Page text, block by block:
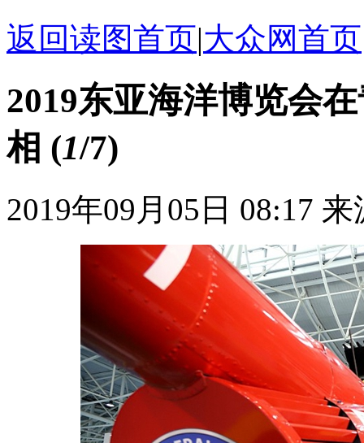
返回读图首页|大众网首页
2019东亚海洋博览会
相 (1/7)
2019年09月05日 08:17 来